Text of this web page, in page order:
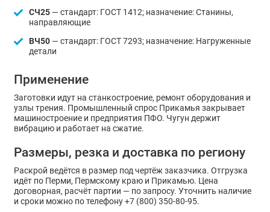
СЧ25— стандарт: ГОСТ 1412; назначение: Станины,
направляющие
ВЧ50— стандарт: ГОСТ 7293; назначение: Нагруженные
детали
Применение
Заготовки идут на станкостроение, ремонт оборудования и
узлы трения. Промышленный спрос Прикамья закрывает
машиностроение и предприятия ПФО. Чугун держит
вибрацию и работает на сжатие.
Размеры, резка и доставка по региону
Раскрой ведётся в размер под чертёж заказчика. Отгрузка
идёт по Перми, Пермскому краю и Прикамью. Цена
договорная, расчёт партии — по запросу. Уточнить наличие
и сроки можно по телефону +7 (800) 350-80-95.